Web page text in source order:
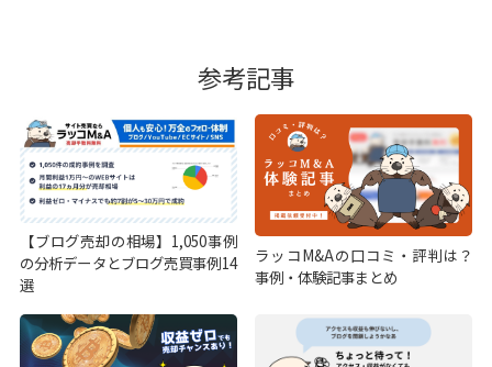
参考記事
【ブログ売却の相場】1,050事例
の分析データとブログ売買事例14
選
ラッコM&Aの口コミ・評判は？
事例・体験記事まとめ